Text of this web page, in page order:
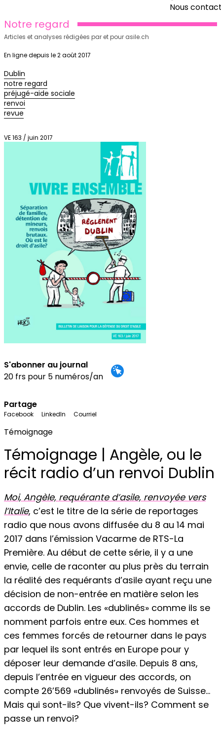
Nous
Notre regard
Articles et analyses rédigées par et pour asile.ch
En ligne depuis le 2 août 2017
Dublin
notre regard
préjugé-aide sociale
renvoi
revue
VE 163 / juin 2017
S'abonner au journal
20 frs pour 5 numéros/an
Partage
Facebook LinkedIn Courriel
Témoignage
Témoignage | Angèle, ou le
récit radio d’un renvoi Dublin
Moi, Angèle, requérante d’asile, renvoyée vers
l’Italie, c’est le titre de la série de reportages
radio que nous avons diffusée du 8 au 14 mai
2017 dans l’émission Vacarme de RTS-La
Première. Au début de cette série, il y a une
envie, celle de raconter au plus près du terrain
la réalité des requérants d’asile ayant reçu une
décision de non-entrée en matière selon les
accords de Dublin. Les «dublinés» comme ils se
nomment parfois entre eux. Ces hommes et
ces femmes forcés de retourner dans le pays
par lequel ils sont entrés en Europe pour y
déposer leur demande d’asile. Depuis 8 ans,
depuis l’entrée en vigueur des accords, on
compte 26’569 «dublinés» renvoyés de Suisse…
Mais qui sont-ils? Que vivent-ils? Comment se
passe un renvoi?